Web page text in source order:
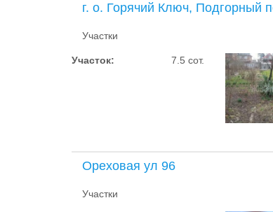
г. о. Горячий Ключ, Подгорный
Участки
Участок: 7.5 сот.
Ореховая ул 96
Участки